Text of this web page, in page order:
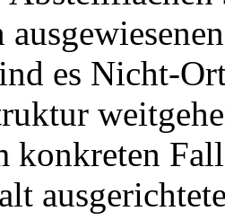
es Nicht-
konkreten